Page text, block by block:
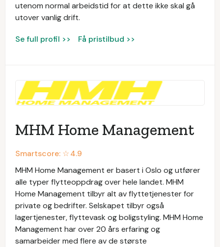
utenom normal arbeidstid for at dette ikke skal gå
utover vanlig drift.
Se full profil >> Få pristilbud >>
MHM Home Management
Smartscore: ☆4.9
MHM Home Management er basert i Oslo og utfører
alle typer flytteoppdrag over hele landet. MHM
Home Management tilbyr alt av flyttetjenester for
private og bedrifter. Selskapet tilbyr også
lagertjenester, flyttevask og boligstyling. MHM Home
Management har over 20 års erfaring og
samarbeider med flere av de største